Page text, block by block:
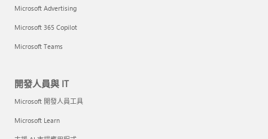
Microsoft Advertising
Microsoft 365 Copilot
Microsoft Teams
開發人員與 IT
Microsoft 開發人員工具
Microsoft Learn